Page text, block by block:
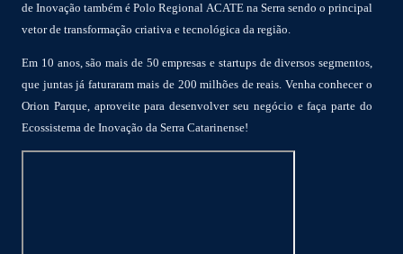
de Inovação também é Polo Regional ACATE na Serra sendo o principal
vetor de transformação criativa e tecnológica da região.
Em 10 anos, são mais de 50 empresas e startups de diversos segmentos,
que juntas já faturaram mais de 200 milhões de reais. Venha conhecer o
Orion Parque, aproveite para desenvolver seu negócio e faça parte do
Ecossistema de Inovação da Serra Catarinense!